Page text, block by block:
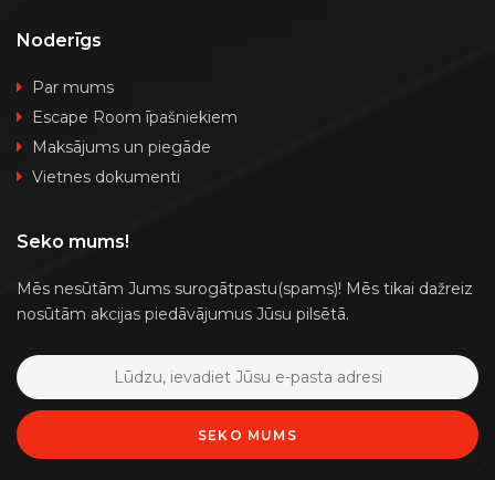
Noderīgs
Par mums
Escape Room īpašniekiem
Maksājums un piegāde
Vietnes dokumenti
Seko mums!
Mēs nesūtām Jums surogātpastu(spams)! Mēs tikai dažreiz
nosūtām akcijas piedāvājumus Jūsu pilsētā.
SEKO MUMS